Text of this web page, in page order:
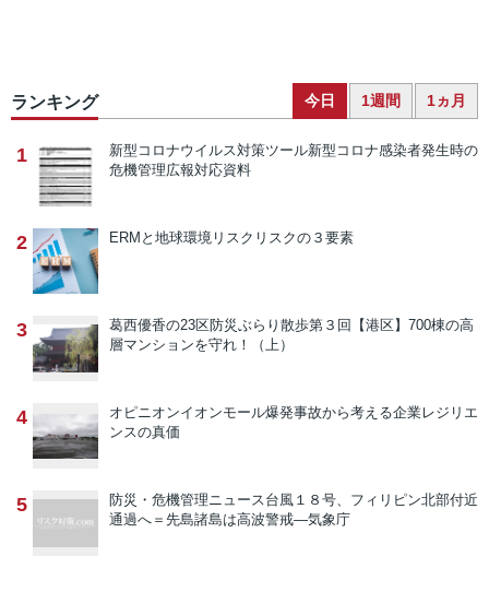
ランキング 今日 1週間 1ヵ月
1 新型コロナウイルス対策ツール新型コロナ感染者発生時の
危機管理広報対応資料
2 ERMと地球環境リスク リスクの３要素
3 葛西優香の23区防災ぶらり散歩第３回【港区】700棟の高
層マンションを守れ！（上）
4 オピニオンイオンモール爆発事故から考える企業レジリエ
ンスの真価
5 防災・危機管理ニュース台風１８号、フィリピン北部付近
通過へ＝先島諸島は高波警戒―気象庁